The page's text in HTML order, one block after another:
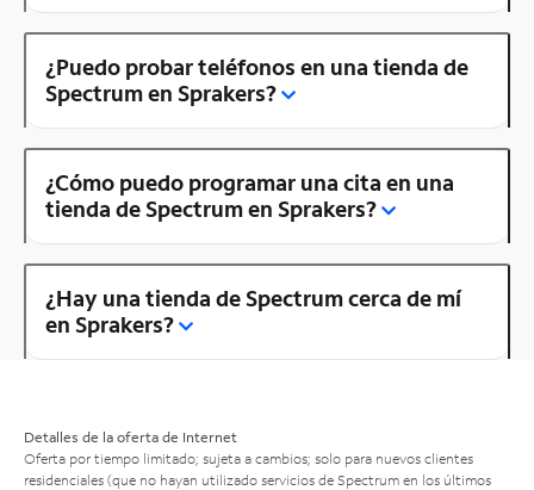
¿Puedo probar teléfonos en una tienda de
Spectrum en Sprakers?
¿Cómo puedo programar una cita en una
tienda de Spectrum en Sprakers?
¿Hay una tienda de Spectrum cerca de mí
en Sprakers?
Detalles de la oferta de Internet
Oferta por tiempo limitado; sujeta a cambios; solo para nuevos clientes
residenciales (que no hayan utilizado servicios de Spectrum en los últimos